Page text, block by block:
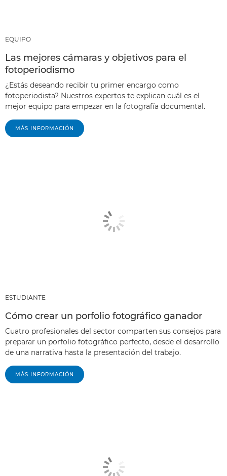
EQUIPO
Las mejores cámaras y objetivos para el
fotoperiodismo
¿Estás deseando recibir tu primer encargo como
fotoperiodista? Nuestros expertos te explican cuál es el
mejor equipo para empezar en la fotografía documental.
MÁS INFORMACIÓN
ESTUDIANTE
Cómo crear un porfolio fotográfico ganador
Cuatro profesionales del sector comparten sus consejos para
preparar un porfolio fotográfico perfecto, desde el desarrollo
de una narrativa hasta la presentación del trabajo.
MÁS INFORMACIÓN